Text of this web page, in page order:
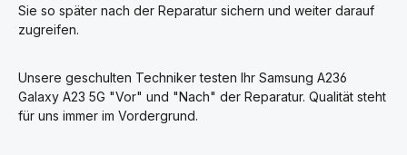
Sie so später nach der Reparatur sichern und weiter darauf
zugreifen.
Unsere geschulten Techniker testen Ihr Samsung A236
Galaxy A23 5G "Vor" und "Nach" der Reparatur. Qualität steht
für uns immer im Vordergrund.